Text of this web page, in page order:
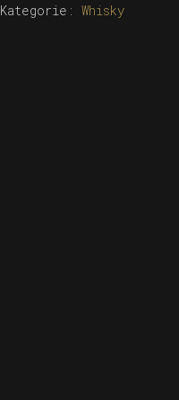
Kategorie: Whisky